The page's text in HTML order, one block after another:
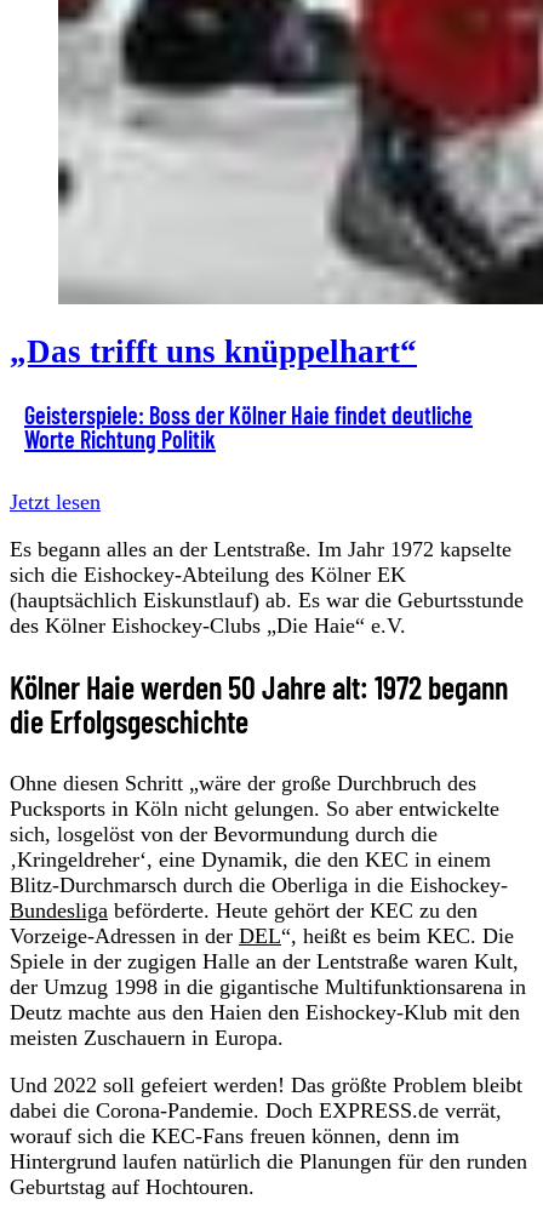
„Das trifft uns knüppelhart“
Geisterspiele: Boss der Kölner Haie findet deutliche
Worte Richtung Politik
Jetzt lesen
Es begann alles an der Lentstraße. Im Jahr 1972 kapselte
sich die Eishockey-Abteilung des Kölner EK
(hauptsächlich Eiskunstlauf) ab. Es war die Geburtsstunde
des Kölner Eishockey-Clubs „Die Haie“ e.V.
Kölner Haie werden 50 Jahre alt: 1972 begann
die Erfolgsgeschichte
Ohne diesen Schritt „wäre der große Durchbruch des
Pucksports in Köln nicht gelungen. So aber entwickelte
sich, losgelöst von der Bevormundung durch die
‚Kringeldreher‘, eine Dynamik, die den KEC in einem
Blitz-Durchmarsch durch die Oberliga in die Eishockey-
Bundesliga beförderte. Heute gehört der KEC zu den
Vorzeige-Adressen in der DEL“, heißt es beim KEC. Die
Spiele in der zugigen Halle an der Lentstraße waren Kult,
der Umzug 1998 in die gigantische Multifunktionsarena in
Deutz machte aus den Haien den Eishockey-Klub mit den
meisten Zuschauern in Europa.
Und 2022 soll gefeiert werden! Das größte Problem bleibt
dabei die Corona-Pandemie. Doch EXPRESS.de verrät,
worauf sich die KEC-Fans freuen können, denn im
Hintergrund laufen natürlich die Planungen für den runden
Geburtstag auf Hochtouren.